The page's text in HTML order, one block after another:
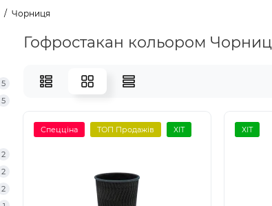
Чорниця
5
5
2
2
2
Гофростакан кольором
Спецціна ТОП Продажів ХІТ ХІТ